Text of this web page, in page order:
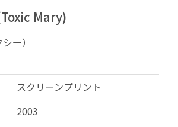
Mary)
ー）
スクリーンプリント
2003